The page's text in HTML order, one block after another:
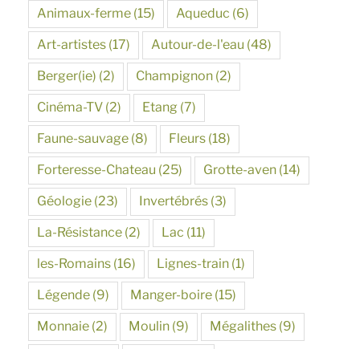
Animaux-ferme (15) Aqueduc (6)
Art-artistes (17) Autour-de-l'eau (48)
Berger(ie) (2) Champignon (2)
Cinéma-TV (2) Etang (7)
Faune-sauvage (8) Fleurs (18)
Forteresse-Chateau (25) Grotte-aven (14)
Géologie (23) Invertébrés (3)
La-Résistance (2) Lac (11)
les-Romains (16) Lignes-train (1)
Légende (9) Manger-boire (15)
Monnaie (2) Moulin (9) Mégalithes (9)